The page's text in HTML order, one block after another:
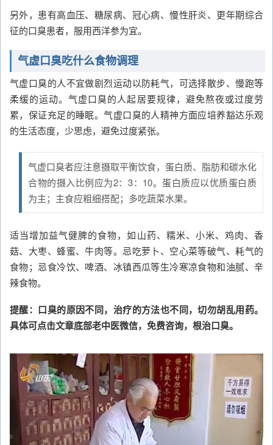
另外，患有高血压、糖尿病、冠心病、慢性肝炎、更年期综合
征的口臭患者，服用西洋参为宜。
气虚口臭吃什么食物调理
气虚口臭的人不宜做剧烈运动以防耗气，可选择散步、慢跑等
柔缓的运动。气虚口臭的人起居要规律，避免熬夜或过度劳
累，保证充足的睡眠。气虚口臭的人精神方面应培养豁达乐观
的生活态度，少思虑，避免过度紧张。
气虚口臭者应注意摄取平衡饮食，蛋白质、脂肪和碳水化
合物的摄入比例应为2：3：10。蛋白质应以优质蛋白质
为主；主食应粗细搭配；多吃蔬菜水果。
适当增加益气健脾的食物，如山药、糯米、小米、鸡肉、香
菇、大枣、蜂蜜、牛肉等。忌吃萝卜、空心菜等破气、耗气的
食物；忌食冷饮、啤酒、冰镇西瓜等生冷寒凉食物和油腻、辛
辣食物。
提醒：口臭的原因不同，治疗的方法也不同，切勿胡乱用药。
具体可点击文章底部老中医微信，免费咨询，根治口臭。